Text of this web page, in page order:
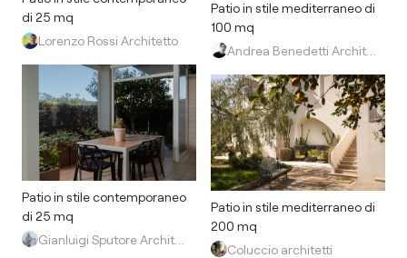
di 25 mq
Lorenzo Rossi Architetto
Patio in stile contemporaneo
di 25 mq
Patio in stile mediterraneo di
100 mq
Patio in stile mediterraneo di
200 mq
Coluccio architetti